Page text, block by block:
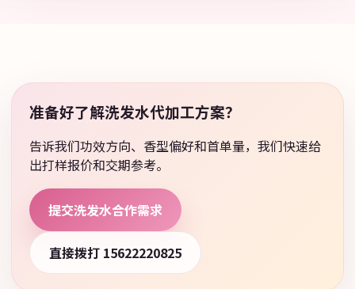
准备好了解洗发水代加工方案？
告诉我们功效方向、香型偏好和首单量，我们快速给
出打样报价和交期参考。
提交洗发水合作需求
直接拨打 15622220825